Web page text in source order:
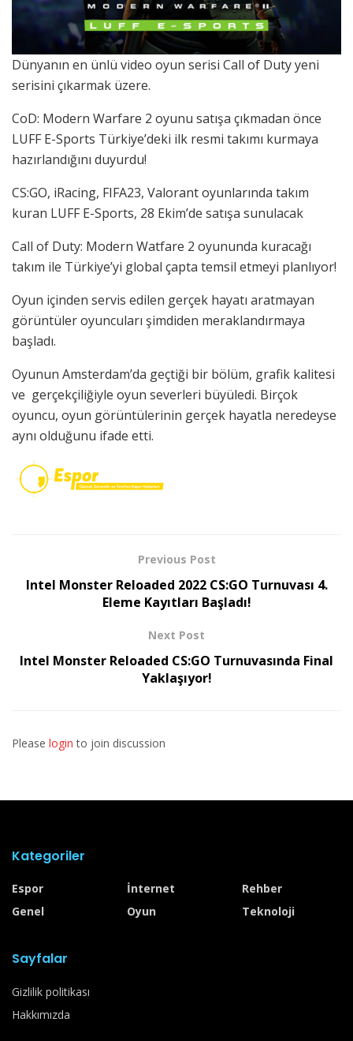
Dünyanın en ünlü video oyun serisi Call of Duty yeni
serisini çıkarmak üzere.
CoD: Modern Warfare 2 oyunu satışa çıkmadan önce
LUFF E-Sports Türkiye’deki ilk resmi takımı kurmaya
hazırlandığını duyurdu!
CS:GO, iRacing, FIFA23, Valorant oyunlarında takım
kuran LUFF E-Sports, 28 Ekim’de satışa sunulacak
Call of Duty: Modern Watfare 2 oyununda kuracağı
takım ile Türkiye’yi global çapta temsil etmeyi planlıyor!
Oyun içinden servis edilen gerçek hayatı aratmayan
görüntüler oyuncuları şimdiden meraklandırmaya
başladı.
Oyunun Amsterdam’da geçtiği bir bölüm, grafik kalitesi
ve gerçekçiliğiyle oyun severleri büyüledi. Birçok
oyuncu, oyun görüntülerinin gerçek hayatla neredeyse
aynı olduğunu ifade etti.
Previous Post
Intel Monster Reloaded 2022 CS:GO Turnuvası 4.
Eleme Kayıtları Başladı!
Next Post
Intel Monster Reloaded CS:GO Turnuvasında Final
Yaklaşıyor!
Please login to join discussion
Kategoriler
Espor
Genel
İnternet
Oyun
Rehber
Teknoloji
Sayfalar
Gizlilik politikası
Hakkımızda